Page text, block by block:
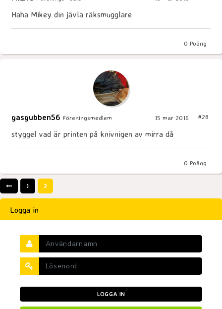
Haha Mikey din jävla räksmugglare
0 Poäng
gasgubben56 Föreningsmedlem 15 mar 2016 #28
styggel vad är printen på knivnigen av mirra då
0 Poäng
1 2
Logga in
LOGGA IN